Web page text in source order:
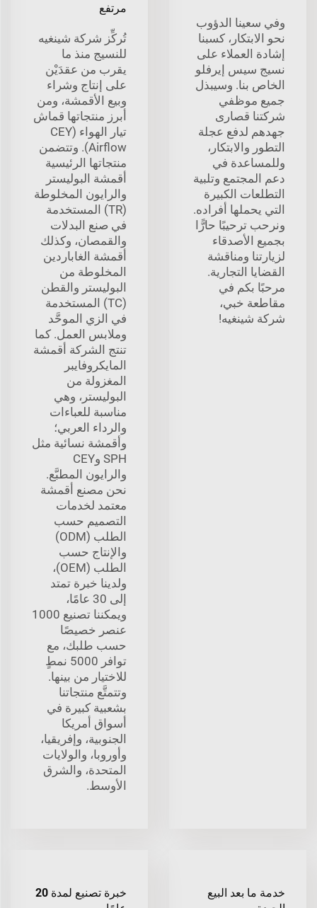
وفي سعينا الدؤوب
نحو الابتكار، كسبنا
إشادة العملاء على
نسيج سيس إيرفلو
الخاص بنا. وسيبذل
جميع موظفي
شركتنا قصارى
جهدهم لدفع عجلة
التطور والابتكار،
وللمساعدة في
دعم المجتمع وتلبية
التطلعات الكبيرة
التي يحملها أفراده.
ونرحب ترحيبًا حارًّا
بجميع الأصدقاء
لزيارتنا ومناقشة
القضايا التجارية.
مرحبًا بكم في
مقاطعة خبي،
شركة شينغيه!
مرتفع
تُركِّز شركة شينغيه
للنسيج منذ ما
يقرب من عقدَيْن
على إنتاج وشراء
وبيع الأقمشة، ومن
أبرز منتجاتها قماش
تيار الهواء (CEY
Airflow). وتتضمن
منتجاتها الرئيسية
أقمشة البوليستر
والرايون المخلوطة
(TR) المستخدمة
في صنع البدلات
والقمصان، وكذلك
أقمشة الغاباردين
المخلوطة من
البوليستر والقطن
(TC) المستخدمة
في الزي الموحَّد
وملابس العمل. كما
تنتج الشركة أقمشة
المايكروفايبر
المغزولة من
البوليستر، وهي
مناسبة للعباءات
والرداء العربي؛
وأقمشة نسائية مثل
SPH وCEY
والرايون المطبَّع.
نحن مصنع أقمشة
معتمد لخدمات
التصميم حسب
الطلب (ODM)
والإنتاج حسب
الطلب (OEM)،
ولدينا خبرة تمتد
إلى 30 عامًا،
ويمكننا تصنيع 1000
عنصر خصيصًا
حسب طلبك، مع
توافر 5000 نمطٍ
للاختيار من بينها.
وتتمتَّع منتجاتنا
بشعبية كبيرة في
أسواق أمريكا
الجنوبية، وإفريقيا،
وأوروبا، والولايات
المتحدة، والشرق
الأوسط.
خدمة ما بعد البيع
خبرة تصنيع لمدة 20